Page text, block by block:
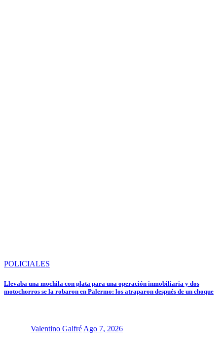
POLICIALES
Llevaba una mochila con plata para una operación inmobiliaria y dos
motochorros se la robaron en Palermo: los atraparon después de un choque
Valentino Galfré Ago 7, 2026